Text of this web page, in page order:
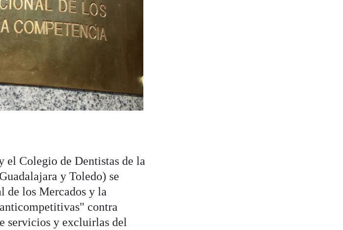
el Colegio de Dentistas de la
y Toledo) se
de los Mercados y la
contra
servicios y excluirlas del